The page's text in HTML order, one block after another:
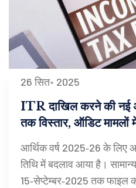
26 सित॰ 2025
ITR दाखिल करने की नई
तक विस्तार, ऑडिट मामलों
आर्थिक वर्ष 2025‑26 के लिए
तिथि में बदलाव आया है।
15‑सेप्टेम्बर‑2025 तक